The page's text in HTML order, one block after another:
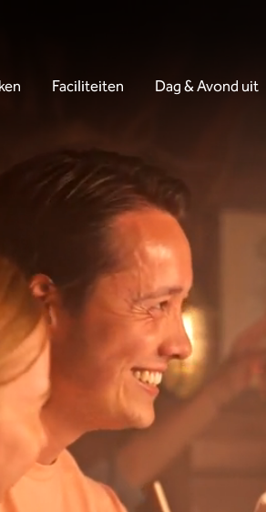
Faciliteiten Dag & Avond uit